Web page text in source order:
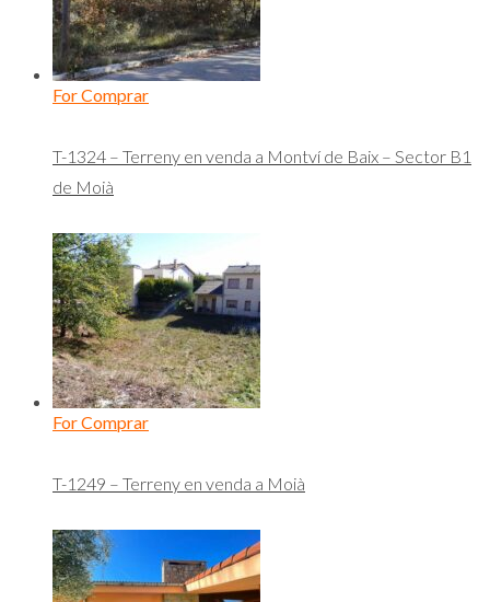
For Comprar
T-1324 – Terreny en venda a Montví de Baix – Sector B1
de Moià
For Comprar
T-1249 – Terreny en venda a Moià